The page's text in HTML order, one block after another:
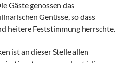
Gäste genossen das
Genüsse, so dass
heitere Feststimmung herrschte.
ist an dieser Stelle allen